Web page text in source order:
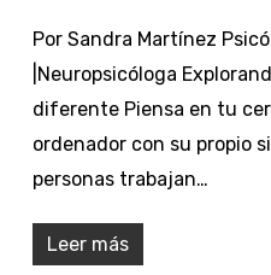
Por Sandra Martínez
|Neuropsicóloga
diferente Piensa en tu
ordenador con su propio
personas trabajan…
Leer más